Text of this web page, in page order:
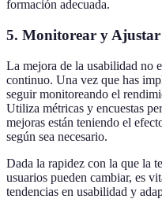
formación adecuada.
5. Monitorear y
La mejora de la usabilidad no
continuo. Una vez que has
seguir monitoreando el
Utiliza métricas y encuestas
mejoras están teniendo el
según sea necesario.
Dada la rapidez con la que la
usuarios pueden cambiar, es
tendencias en usabilidad y